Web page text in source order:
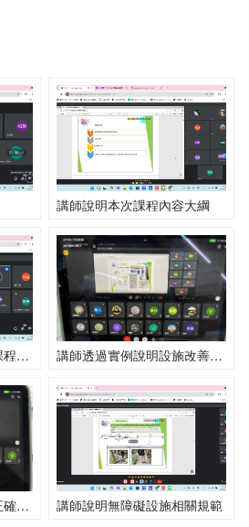
講師說明本次課程內容大綱
陳俊佳建築師開始進行課程簡報 講師透過實例說明設施改善方式1
講師說明應有的無障礙正確觀念1 講師說明無障礙設施相關規範